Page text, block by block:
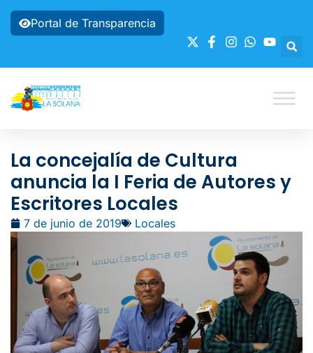
Portal de Transparencia
La concejalía de Cultura
anuncia la I Feria de Autores y
Escritores Locales
7 de junio de 2019 Locales